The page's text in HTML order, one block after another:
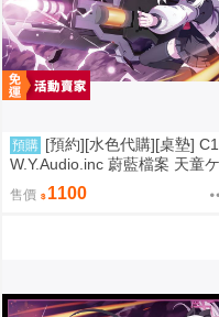
預購 [預約][水色代購][桌墊]
W.Y.Audio.inc 蔚藍檔案 天童
售價 1100